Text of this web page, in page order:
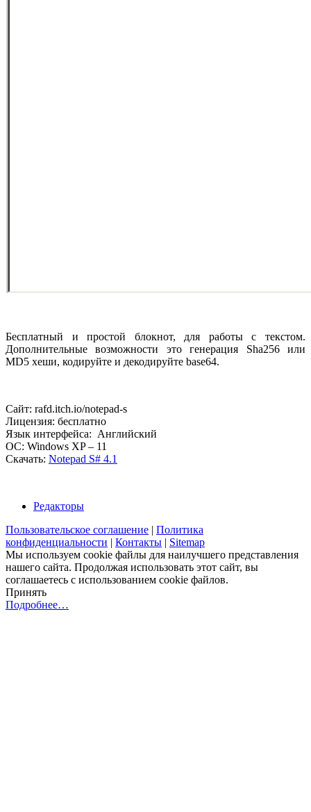
Бесплатный и простой блокнот, для работы с текстом.
Дополнительные возможности это генерация Sha256 или
MD5 хеши, кодируйте и декодируйте base64.
Сайт: rafd.itch.io/notepad-s
Лицензия: бесплатно
Язык интерфейса: Английский
ОС: Windows XP – 11
Скачать: Notepad S# 4.1
Редакторы
Пользовательское соглашение | Политика
конфиденциальности | Контакты | Sitemap
Мы используем cookie файлы для наилучшего представления
нашего сайта. Продолжая использовать этот сайт, вы
соглашаетесь с использованием cookie файлов.
Принять
Подробнее…